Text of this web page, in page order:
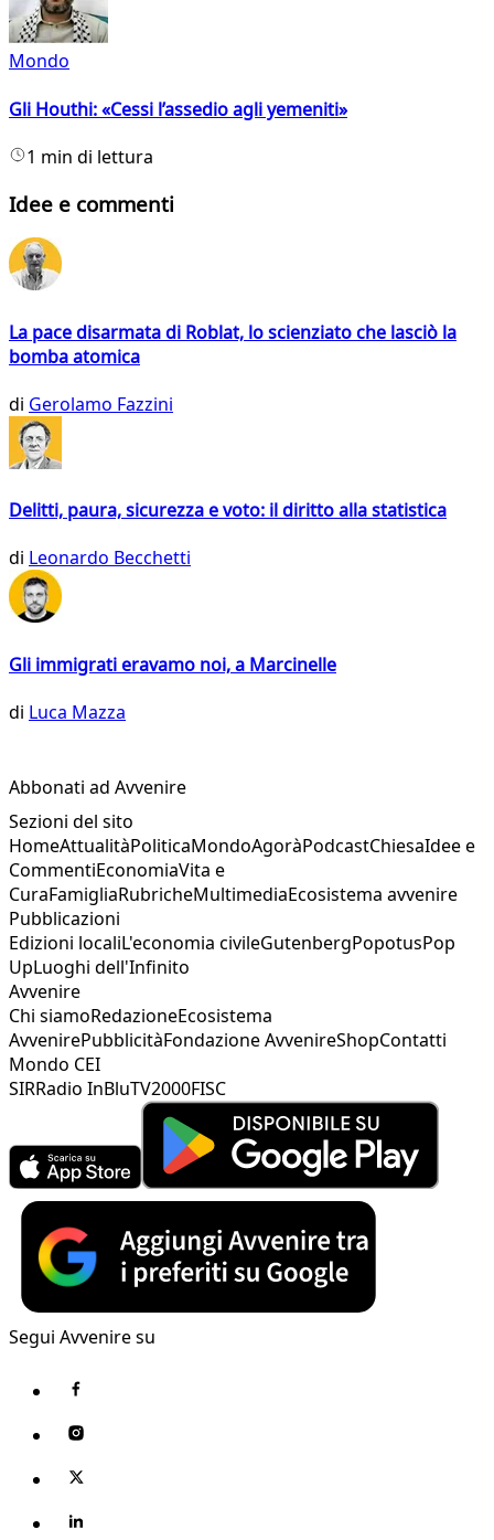
Mondo
Gli Houthi: «Cessi l’assedio agli yemeniti»
1 min di lettura
Idee e commenti
La pace disarmata di Roblat, lo scienziato che lasciò la
bomba atomica
di Gerolamo Fazzini
Delitti, paura, sicurezza e voto: il diritto alla statistica
di Leonardo Becchetti
Gli immigrati eravamo noi, a Marcinelle
di Luca Mazza
Abbonati ad Avvenire
Sezioni del sito
HomeAttualitàPoliticaMondoAgoràPodcastChiesaIdee e
CommentiEconomiaVita e
CuraFamigliaRubricheMultimediaEcosistema avvenire
Pubblicazioni
Edizioni localiL'economia civileGutenbergPopotusPop
UpLuoghi dell'Infinito
Avvenire
Chi siamoRedazioneEcosistema
AvvenirePubblicitàFondazione AvvenireShopContatti
Mondo CEI
SIRRadio InBluTV2000FISC
Segui Avvenire su